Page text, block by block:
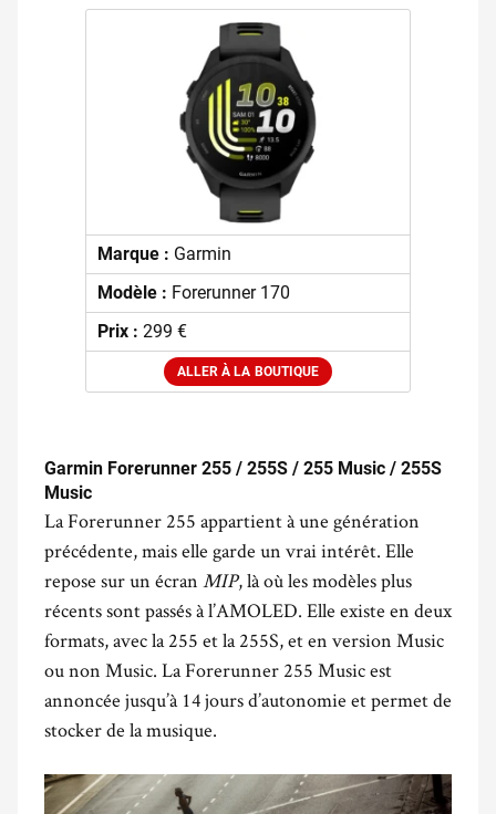
Marque : Garmin
Modèle : Forerunner 170
Prix : 299 €
ALLER À LA BOUTIQUE
Garmin Forerunner 255 / 255S / 255 Music / 255S
Music
La Forerunner 255 appartient à une génération
précédente, mais elle garde un vrai intérêt. Elle
repose sur un écran MIP, là où les modèles plus
récents sont passés à l’AMOLED. Elle existe en deux
formats, avec la 255 et la 255S, et en version Music
ou non Music. La Forerunner 255 Music est
annoncée jusqu’à 14 jours d’autonomie et permet de
stocker de la musique.